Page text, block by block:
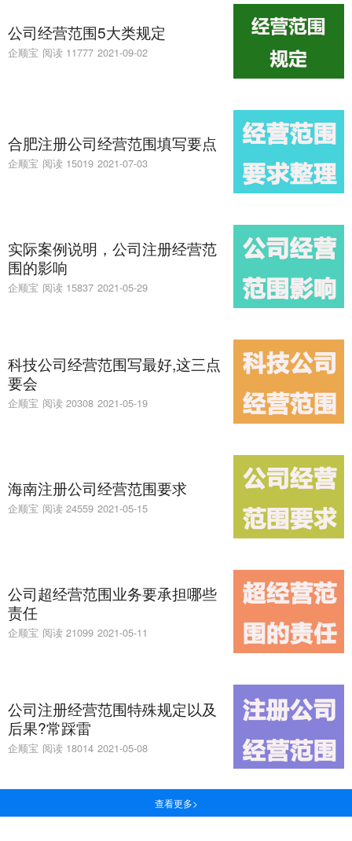
公司经营范围5大类规定
企顺宝 阅读 11777 2021-09-02
合肥注册公司经营范围填写要点
企顺宝 阅读 15019 2021-07-03
实际案例说明，公司注册经营范
围的影响
企顺宝 阅读 15837 2021-05-29
科技公司经营范围写最好,这三点
要会
企顺宝 阅读 20308 2021-05-19
海南注册公司经营范围要求
企顺宝 阅读 24559 2021-05-15
公司超经营范围业务要承担哪些
责任
企顺宝 阅读 21099 2021-05-11
公司注册经营范围特殊规定以及
后果?常踩雷
企顺宝 阅读 18014 2021-05-08
查看更多>